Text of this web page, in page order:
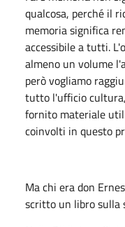
qualcosa, perché il
memoria significa
accessibile a tutti.
almeno un volume
però vogliamo
tutto l'ufficio
fornito materiale
coinvolti in questo
Ma chi era don
scritto un libro sulla